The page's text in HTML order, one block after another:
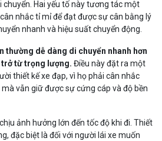
chuyển. Hai yếu tố này tương tác một
nhắc tỉ mỉ để đạt được sự cân bằng lý
nhanh và hiệu suất chuyển động.
thường dễ dàng di chuyển nhanh hơn
từ trọng lượng. Điều này đặt ra một
thiết kế xe đạp, vì họ phải cân nhắc
vẫn giữ được sự cứng cáp và độ bền
ảnh hưởng lớn đến tốc độ khi đi. Thiết
đặc biệt là đối với người lái xe muốn